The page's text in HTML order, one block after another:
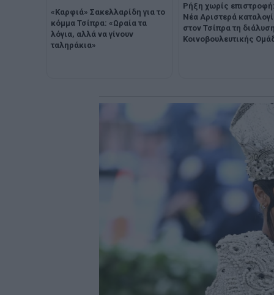
«Καρφιά» Σακελλαρίδη για το
κόμμα Τσίπρα: «Ωραία τα
λόγια, αλλά να γίνουν
ταληράκια»
Ρήξη χωρίς
Νέα Αριστερά
στον Τσίπρα τη
Κοινοβουλευτικής